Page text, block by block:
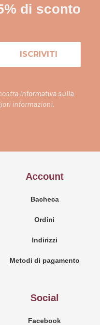
di sconto
Informativa sulla
informazioni.
Account
Bacheca
Ordini
Indirizzi
Metodi di pagamento
Social
Facebook